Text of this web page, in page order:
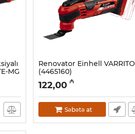
MG
Renovator Einhell VARRITO
(4465160)
Artikul: 017021027
122,00 ₼
Səbətə at